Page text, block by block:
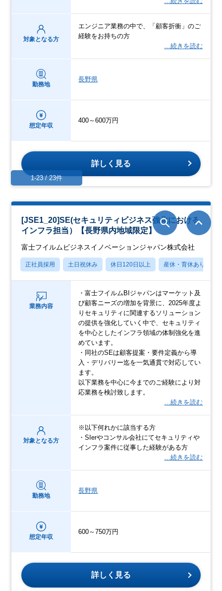
対象となる方
エンジニア業務の中で、「顧客折衝」のご
経験をお持ちの方
…続きを読む
勤務地
長野県
想定年収
400～600万円
詳しく見る
[JSE1_20]SE(セキュリティビジネス強化における
インフラ担当）【長野県内地域限定】
富士フイルムビジネスイノベーションジャパン株式会社
正社員採用 土日祝休み 休日120日以上 産休・育休あり
業務内容
・富士フイルムBIジャパンはマーケット及
び顧客ニーズの増加を背景に、2025年度よ
りセキュリティに関連するソリューション
の提供を強化していく中で、セキュリティ
を中心としたインフラ領域の体制強化を進
めています。
・同社のSEは顧客提案・要件定義から導
入・デリバリー迄を一気通貫で対応してい
ます。
以下業務を中心に今までのご経験により対
応業務を検討致します。
…続きを読む
対象となる方
※以下何れかに該当する方
・SIerやコンサル会社にてセキュリティや
インフラ案件に従事した経験がある方
…続きを読む
勤務地
長野県
想定年収
600～750万円
詳しく見る
1-23 / 23件